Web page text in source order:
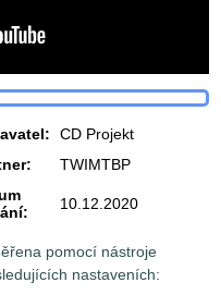
CD Projekt
TWIMTBP
10.12.2020
pomocí nástroje
nastaveních: